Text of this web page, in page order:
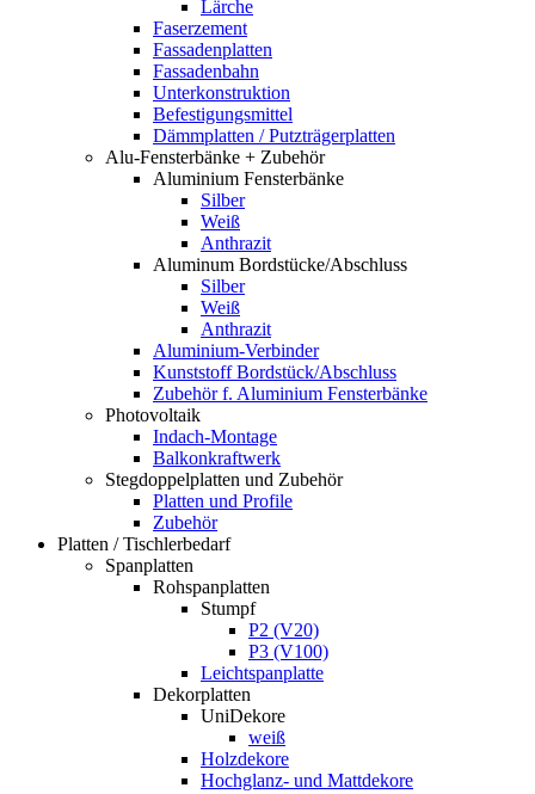
Lärche
Faserzement
Fassadenplatten
Fassadenbahn
Unterkonstruktion
Befestigungsmittel
Dämmplatten / Putzträgerplatten
Alu-Fensterbänke + Zubehör
Aluminium Fensterbänke
Silber
Weiß
Anthrazit
Aluminum Bordstücke/Abschluss
Silber
Weiß
Anthrazit
Aluminium-Verbinder
Kunststoff Bordstück/Abschluss
Zubehör f. Aluminium Fensterbänke
Photovoltaik
Indach-Montage
Balkonkraftwerk
Stegdoppelplatten und Zubehör
Platten und Profile
Zubehör
Platten / Tischlerbedarf
Spanplatten
Rohspanplatten
Stumpf
P2 (V20)
P3 (V100)
Leichtspanplatte
Dekorplatten
UniDekore
weiß
Holzdekore
Hochglanz- und Mattdekore